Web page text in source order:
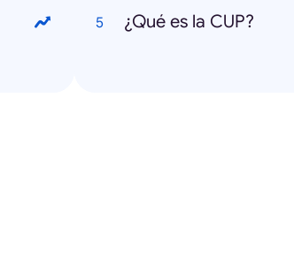
¿Qué es la CUP?